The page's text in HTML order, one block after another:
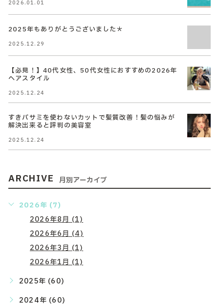
2026.01.01
2025年もありがとうございました＊
2025.12.29
【必見！】40代女性、50代女性におすすめの2026年
ヘアスタイル
2025.12.24
すきバサミを使わないカットで髪質改善！髪の悩みが
解決出来ると評判の美容室
2025.12.24
ARCHIVE 月別アーカイブ
2026年 (7)
2026年8月 (1)
2026年6月 (4)
2026年3月 (1)
2026年1月 (1)
2025年 (60)
2024年 (60)